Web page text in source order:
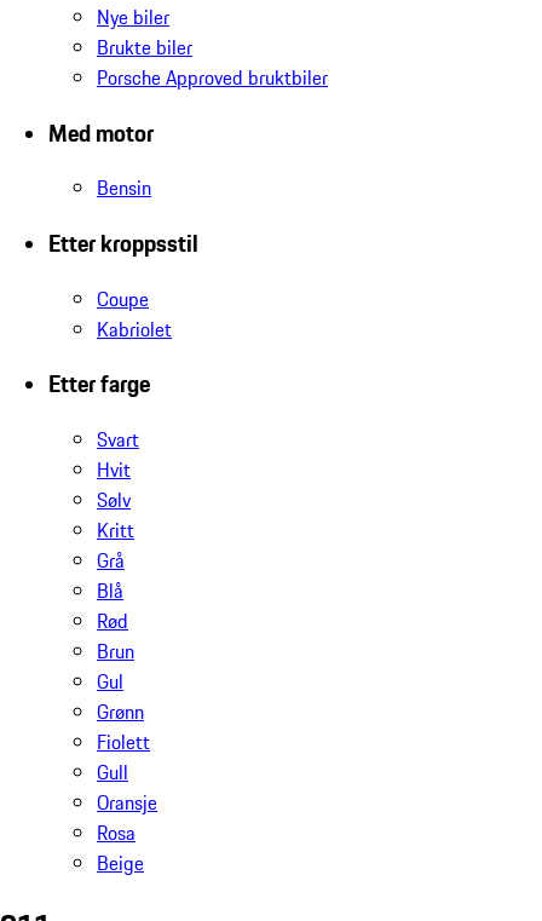
Nye biler
Brukte biler
Porsche Approved bruktbiler
Med motor
Bensin
Etter kroppsstil
Coupe
Kabriolet
Etter farge
Svart
Hvit
Sølv
Kritt
Grå
Blå
Rød
Brun
Gul
Grønn
Fiolett
Gull
Oransje
Rosa
Beige